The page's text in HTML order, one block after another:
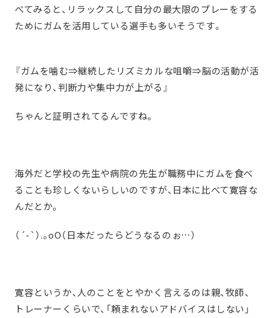
べてみると、リラックスして自分の最大限のプレーをする
ためにガムを活用している選手も多いそうです。
『ガムを噛む⇒継続したリズミカルな咀嚼⇒脳の活動が活
発になり、判断力や集中力が上がる』
ちゃんと証明されてるんですね。
海外だと学校の先生や病院の先生が職務中にガムを食べ
ることも珍しくないらしいのですが、日本に比べて寛容な
んだとか。
（´-`）.｡oO（日本だったらどうなるのぉ…）
寛容というか、人のことをとやかく言えるのは親、牧師、
トレーナーくらいで、「頼まれないアドバイスはしない」